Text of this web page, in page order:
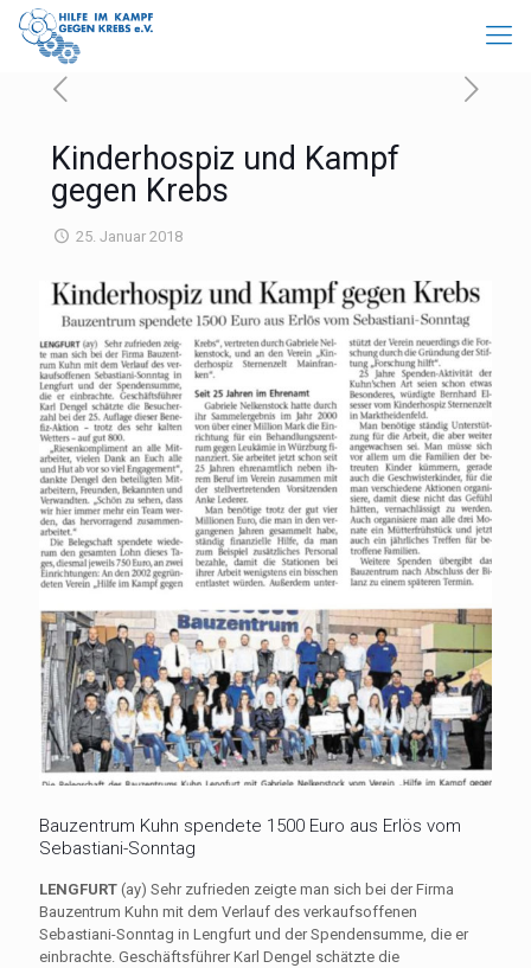
Kinderhospiz und Kampf
gegen Krebs
25. Januar 2018
Bauzentrum Kuhn spendete 1500 Euro aus Erlös vom
Sebastiani-Sonntag
LENGFURT (ay) Sehr zufrieden zeigte man sich bei der Firma
Bauzentrum Kuhn mit dem Verlauf des verkaufsoffenen
Sebastiani-Sonntag in Lengfurt und der Spendensumme, die er
einbrachte. Geschäftsführer Karl Dengel schätzte die